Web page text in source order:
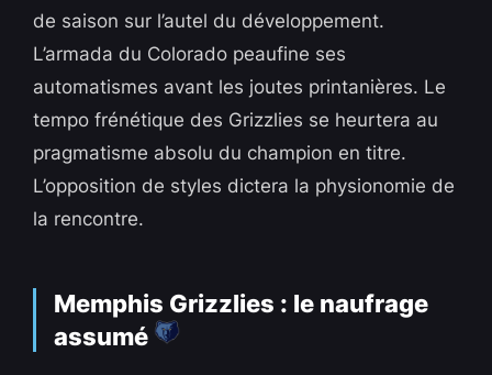
de saison sur l’autel du développement.
L’armada du Colorado peaufine ses
automatismes avant les joutes printanières. Le
tempo frénétique des Grizzlies se heurtera au
pragmatisme absolu du champion en titre.
L’opposition de styles dictera la physionomie de
la rencontre.
Memphis Grizzlies : le naufrage
assumé